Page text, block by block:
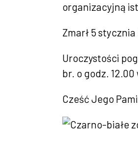
organizacyjną
Zmarł 5
Uroczystości
br. o godz.
Cześć Jego